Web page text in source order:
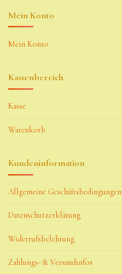
Mein Konto
Mein Konto
Kassenbereich
Kasse
Warenkorb
Kundeninformation
Allgemeine Geschäftsbedingungen
Datenschutzerklärung
Widerrufsbelehrung
Zahlungs- & Versandinfos